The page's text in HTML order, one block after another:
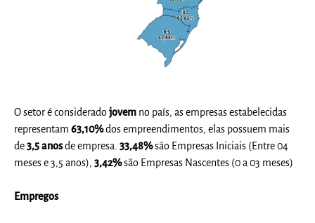
O setor é consideradojovem no país, as empresas estabelecidas
representam63,10%dos empreendimentos, elas possuem mais
de3,5 anosde empresa.33,48%são Empresas Iniciais (Entre 04
meses e 3,5 anos),3,42%são Empresas Nascentes (0 a 03 meses)
Empregos